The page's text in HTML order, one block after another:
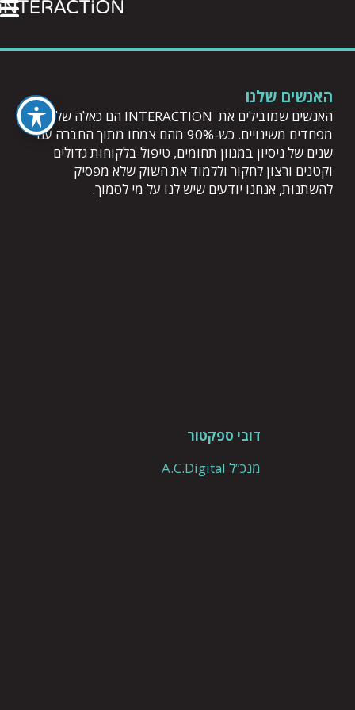
האנשים שלנו
האנשים שמובילים את INTERACTION הם כאלה שלא
מפחדים משינויים. כש-90% מהם צמחו מתוך החברה עם
שנים של ניסיון במגוון תחומים, טיפול בלקוחות גדולים
וקטנים ורצון לחקור וללמוד את השוק שלא מפסיק
להשתנות, אנחנו יודעים שיש לנו על מי לסמוך.
דובי ספקטור
מנכ”ל A.C.Digital